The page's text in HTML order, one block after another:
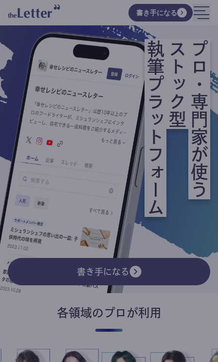
書き手になる
プロ・専門家が使う
ストック型
執筆プラットフォーム
書き手になる
各領域のプロが利用